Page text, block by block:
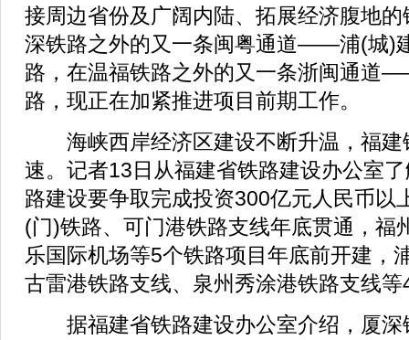
接周边省份及广阔内陆、拓展经济腹地
深铁路之外的又一条闽粤通道——浦(城)
路，在温福铁路之外的又一条浙闽通道
路，现正在加紧推进项目前期工作。
海峡西岸经济区建设不断升温，福建
速。记者13日从福建省铁路建设办公室
路建设要争取完成投资300亿元人民币以
(门)铁路、可门港铁路支线年底贯通，福
乐国际机场等5个铁路项目年底前开建，
古雷港铁路支线、泉州秀涂港铁路支线
据福建省铁路建设办公室介绍，厦深